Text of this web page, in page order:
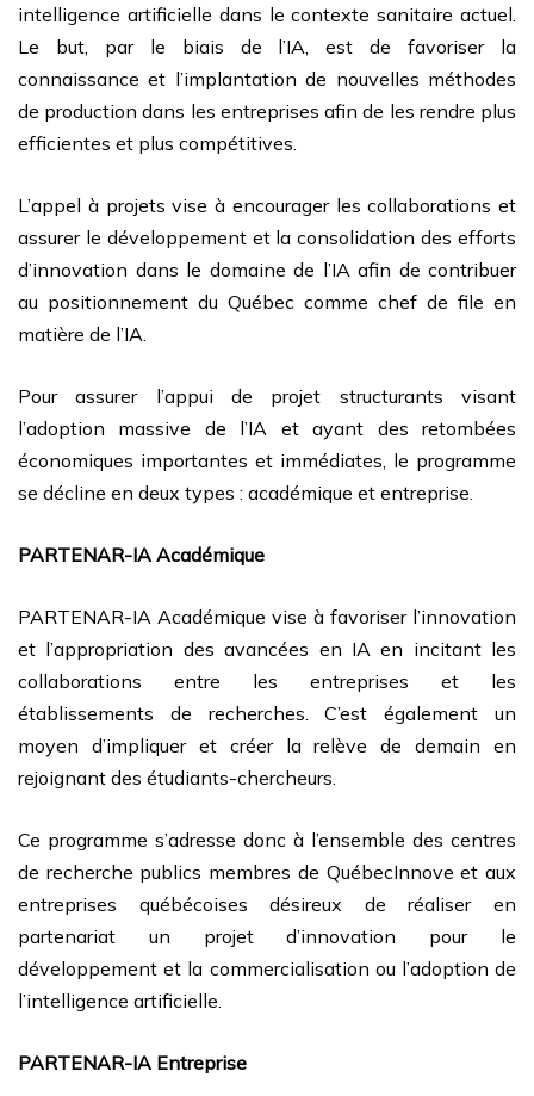
intelligence artificielle dans le contexte sanitaire actuel.
Le but, par le biais de l’IA, est de favoriser la
connaissance et l’implantation de nouvelles méthodes
de production dans les entreprises afin de les rendre plus
efficientes et plus compétitives.
L’appel à projets vise à encourager les collaborations et
assurer le développement et la consolidation des efforts
d’innovation dans le domaine de l’IA afin de contribuer
au positionnement du Québec comme chef de file en
matière de l’IA.
Pour assurer l’appui de projet structurants visant
l’adoption massive de l’IA et ayant des retombées
économiques importantes et immédiates, le programme
se décline en deux types : académique et entreprise.
PARTENAR-IA Académique
PARTENAR-IA Académique vise à favoriser l’innovation
et l’appropriation des avancées en IA en incitant les
collaborations entre les entreprises et les
établissements de recherches. C’est également un
moyen d’impliquer et créer la relève de demain en
rejoignant des étudiants-chercheurs.
Ce programme s’adresse donc à l’ensemble des centres
de recherche publics membres de QuébecInnove et aux
entreprises québécoises désireux de réaliser en
partenariat un projet d’innovation pour le
développement et la commercialisation ou l’adoption de
l’intelligence artificielle.
PARTENAR-IA Entreprise